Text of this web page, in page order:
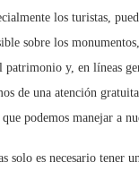
los turistas,
sobre los
y, en líneas
de una atención
podemos manejar a
solo es necesario tener